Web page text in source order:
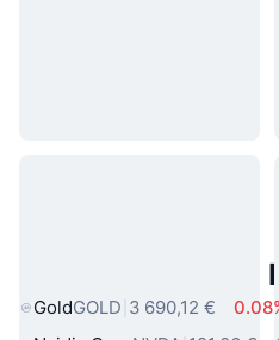
Actifs du Monde
GoldGOLD 3 690,12 €